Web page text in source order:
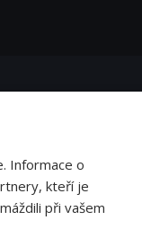
laskavost.
Informace o
kteří je
při vašem